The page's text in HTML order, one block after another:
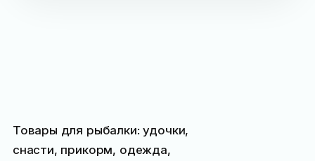
Товары для рыбалки: удочки,
снасти, прикорм, одежда,